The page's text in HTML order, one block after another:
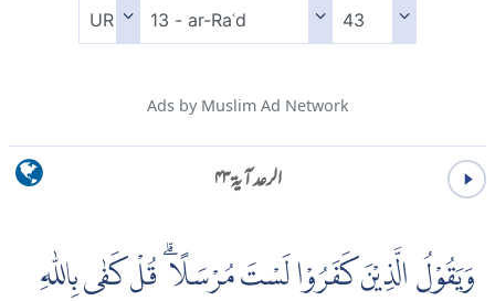
Ads by Muslim Ad Network
الرعد آية ۴۳
وَيَقُوْلُ الَّذِيْنَ كَفَرُوْا لَسْتَ مُرْسَلًا ۗ قُلْ كَفٰى بِاللّٰهِ